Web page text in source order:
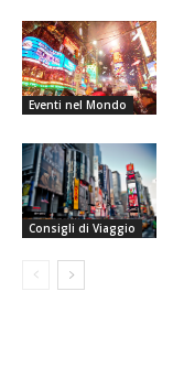
Eventi nel Mondo
Consigli di Viaggio